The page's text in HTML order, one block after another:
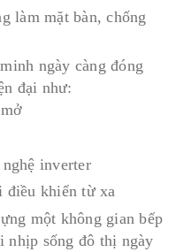
làm mặt bàn, chống
ngày càng đóng
đại như:
inverter
khiển từ xa
một không gian bếp
nhịp sống đô thị ngày